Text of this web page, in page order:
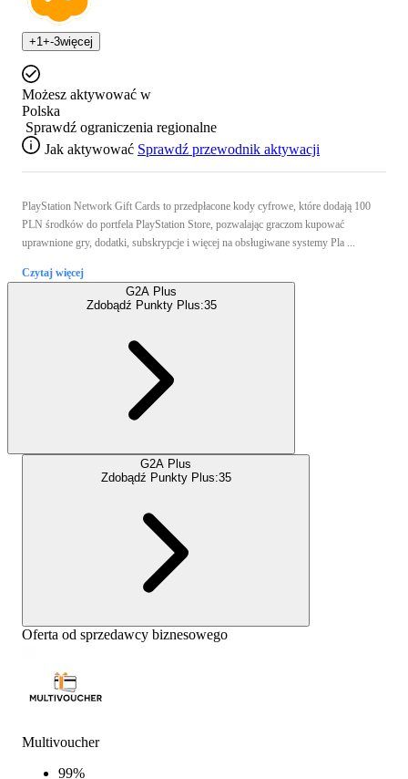
+1+-3więcej
Możesz aktywować w
Polska
Sprawdź ograniczenia regionalne
Jak aktywować Sprawdź przewodnik aktywacji
PlayStation Network Gift Cards to przedpłacone kody cyfrowe, które dodają 100
PLN środków do portfela PlayStation Store, pozwalając graczom kupować
uprawnione gry, dodatki, subskrypcje i więcej na obsługiwane systemy Pla ...
Czytaj więcej
G2A Plus
Zdobądź Punkty Plus:35
G2A Plus
Zdobądź Punkty Plus:35
Oferta od sprzedawcy biznesowego
Multivoucher
99%